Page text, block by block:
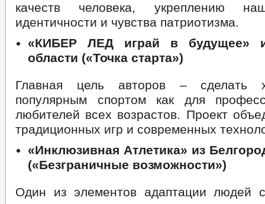
качеств человека, укреплению
идентичности и чувства патриотизма.
«КИБЕР ЛЕД играй в будущее»
области («Точка старта»)
Главная цель авторов – сделать
популярным спортом как для
любителей всех возрастов. Проект
традиционных игр и современных
«Инклюзивная Атлетика» из
(«Безграничные возможности»)
Один из элементов адаптации людей